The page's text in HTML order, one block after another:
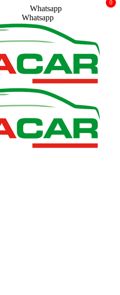
Whatsapp
Whatsapp
0